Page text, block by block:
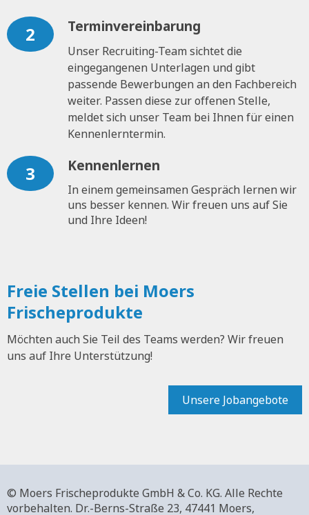
2 Terminvereinbarung
Unser Recruiting-Team sichtet die
eingegangenen Unterlagen und gibt
passende Bewerbungen an den Fachbereich
weiter. Passen diese zur offenen Stelle,
meldet sich unser Team bei Ihnen für einen
Kennenlerntermin.
3 Kennenlernen
In einem gemeinsamen Gespräch lernen wir
uns besser kennen. Wir freuen uns auf Sie
und Ihre Ideen!
Freie Stellen bei Moers
Frischeprodukte
Möchten auch Sie Teil des Teams werden? Wir freuen
uns auf Ihre Unterstützung!
Unsere Jobangebote
© Moers Frischeprodukte GmbH & Co. KG. Alle Rechte
vorbehalten. Dr.-Berns-Straße 23, 47441 Moers,